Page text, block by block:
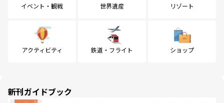
イベント・観戦 世界遺産 リゾート
アクティビティ 鉄道・フライト ショップ
新刊ガイドブック